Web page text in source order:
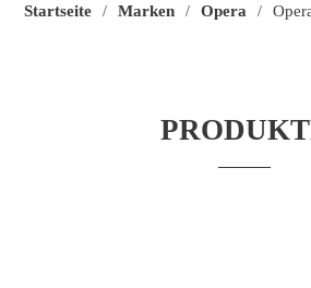
Startseite / Marken / Opera /